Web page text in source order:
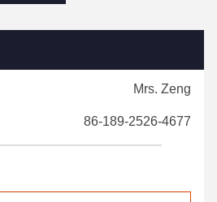
Mrs. Zeng
86-189-2526-4677